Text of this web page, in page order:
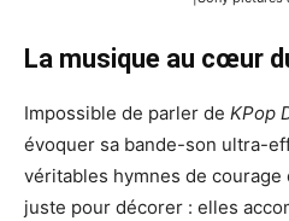
La musique au cœur
Impossible de parler de KPop
évoquer sa bande-son ultra-
véritables hymnes de courage
juste pour décorer : elles